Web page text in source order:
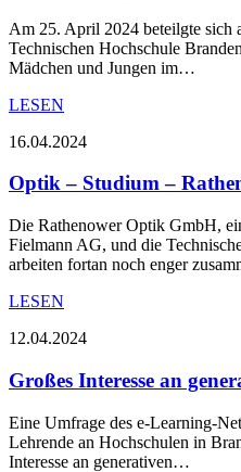
Am 25. April 2024 beteilgte sich
Technischen Hochschule
Mädchen und Jungen im…
LESEN
16.04.2024
Optik – Studium –
Die Rathenower Optik GmbH,
Fielmann AG, und die
arbeiten fortan noch enger
LESEN
12.04.2024
Großes Interesse an
Eine Umfrage des e-Learning-
Lehrende an Hochschulen in
Interesse an generativen…